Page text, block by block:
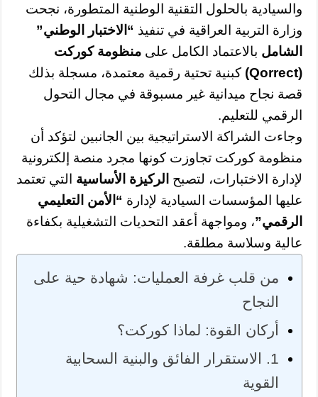
والسيادية بالحلول التقنية الوطنية المتطورة، نجحت
وزارة التربية العراقية في تنفيذ “الاختبار الوطني”
الشامل بالاعتماد الكامل علىمنظومة كوركت
(Qorrect)
كبنية تحتية رقمية معتمدة، مسجلة بذلك
قصة نجاح ميدانية غير مسبوقة في مجال التحول
الرقمي للتعليم.
وجاءت الشراكة الاستراتيجية بين الجانبين لتؤكد أن
منظومة كوركت تجاوزت كونها مجرد منصة إلكترونية
لإدارة الاختبارات، لتصبح الركيزة الأساسية التي تعتمد
عليها المؤسسات السيادية لإدارة “الأمن التعليمي
الرقمي”، ومواجهة أعقد التحديات التشغيلية بكفاءة
عالية وسلاسة مطلقة.
من قلب غرفة العمليات: شهادة حية على
النجاح
أركان القوة: لماذا كوركت؟
1. الاستقرار الفائق والبنية السحابية
القوية